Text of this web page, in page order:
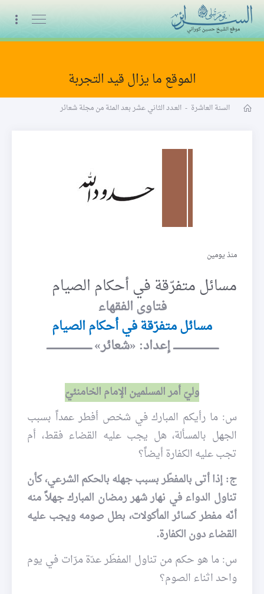
البث المباشر
الموقع ما يزال قيد التجربة
السنة العاشرة - العـدد الثاني عشر بعد المئة من مجلة شعائر
منذ يومين
مسائل متفرّقة في أحكام الصيام
فتاوى الفقهاء
مسائل متفرّقة في أحكام الصيام
ــــــــــــــــــــــــــــــــــــــ إعداد: «شعائر» ــــــــــــــــــــــــــــــــــــــ
وليّ أمر المسلمين الإمام الخامنئيّ
س: ما رأيكم المبارك في شخص أفطر عمداً بسبب
الجهل بالمسألة، هل يجب عليه القضاء فقط، أم
تجب عليه الكفارة أيضاً؟
ج: إذا أتى بالمفطّر بسبب جهله بالحكم الشرعي، كأن
تناول الدواء في نهار شهر رمضان المبارك جهلاً منه
أنّه مفطر كسائر المأكولات، بطل صومه ويجب عليه
القضاء دون الكفارة.
س: ما هو حكم من تناول المفطّر عدّة مرّات في يوم
واحد اثناء الصوم؟